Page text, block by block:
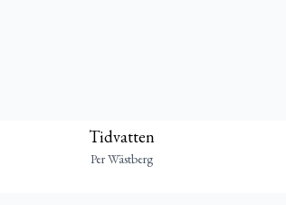
Tidvatten
Per Wästberg